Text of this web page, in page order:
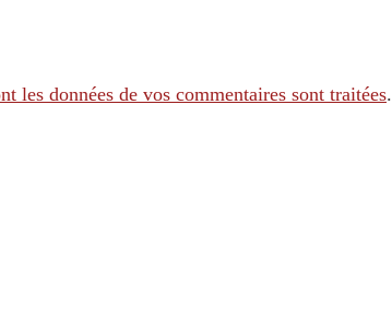
les données de vos commentaires sont traitées.